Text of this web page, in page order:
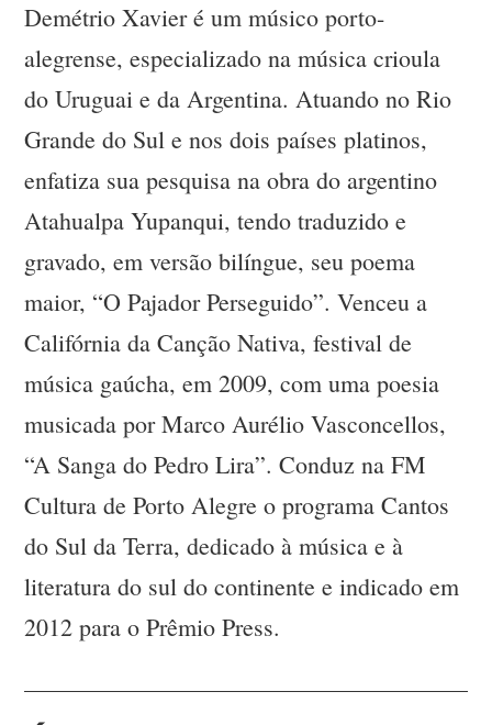
Demétrio Xavier é um músico porto-
alegrense, especializado na música crioula
do Uruguai e da Argentina. Atuando no Rio
Grande do Sul e nos dois países platinos,
enfatiza sua pesquisa na obra do argentino
Atahualpa Yupanqui, tendo traduzido e
gravado, em versão bilíngue, seu poema
maior, “O Pajador Perseguido”. Venceu a
Califórnia da Canção Nativa, festival de
música gaúcha, em 2009, com uma poesia
musicada por Marco Aurélio Vasconcellos,
“A Sanga do Pedro Lira”. Conduz na FM
Cultura de Porto Alegre o programa Cantos
do Sul da Terra, dedicado à música e à
literatura do sul do continente e indicado em
2012 para o Prêmio Press.